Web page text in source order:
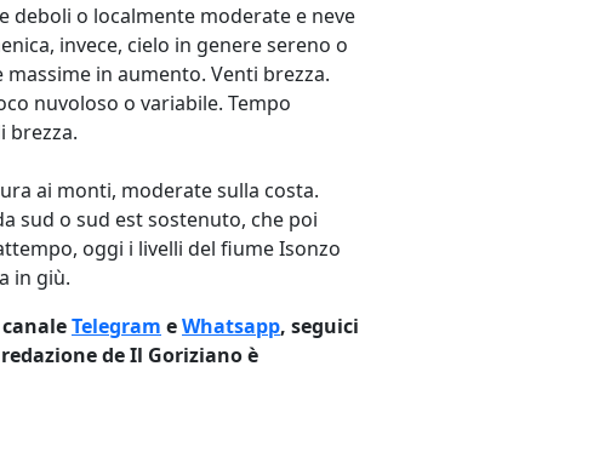
deboli o localmente moderate e neve
invece, cielo in genere sereno o
in aumento. Venti brezza.
nuvoloso o variabile. Tempo
brezza.
ai monti, moderate sulla costa.
sud o sud est sostenuto, che poi
oggi i livelli del fiume Isonzo
in giù.
Telegram eWhatsapp, seguici
de Il Goriziano è